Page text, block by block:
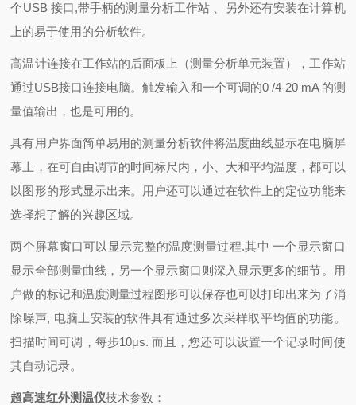
个USB 接口,带手柄的测量分析工作站 、另外还有安装在计算机
上的易于使用的分析软件。
高温计连接在工作站的后面板上（测量分析单元装置），工作站
通过USB接口连接电脑。触发输入和一个可调的0 /4-20 mA 的测
量值输出，也是可用的。
具有用户界面简单易用的测量分析软件将温度曲线显示在电脑屏
幕上，在可自由调节的时间标尺内，小、大和平均温度，都可以
以图形的形式显示出来。用户还可以通过在软件上的定位功能来
选择想了解的兴趣区域。
两个屏幕窗口可以显示完整的温度测量过程.其中 一个显示窗口
显示全部测量曲线，另一个显示窗口则深入显示更多的细节。用
户做的标记和温度测量过程图形可以保存也可以打印出来为了消
除噪声, 电脑上安装的软件具有通过多次采样取平均值的功能。
扫描时间可调，每步10μs. 而且，您还可以设置一个记录时间使
其自动记录。
超高速红外测温仪技术参数：